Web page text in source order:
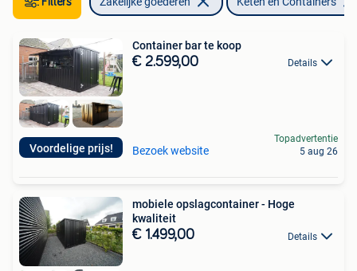
Voordelige prijs!
Container bar te koop
€ 2.599,00 Details
Bezoek website
Topadvertentie
5 aug 26
mobiele opslagcontainer - Hoge
kwaliteit
€ 1.499,00 Details